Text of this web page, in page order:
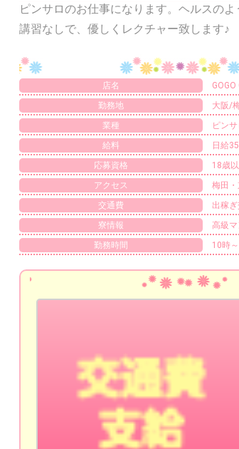
ピンサロのお仕事になります。ヘルスの
講習なしで、優しくレクチャー致します♪
店名
GOGO
勤務地
大阪/
業種
ピンサ
給料
日給
応募資格
18歳
アクセス
梅田
交通費
出稼
寮情報
高級
勤務時間
10時